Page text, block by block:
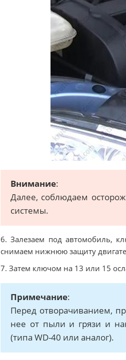
Внимание:
Далее, соблюдаем
системы.
6. Залезаем под автомобиль,
снимаем нижнюю защиту
7. Затем ключом на 13 или 15
Примечание:
Перед отворачиванием,
нее от пыли и грязи и
(типа WD-40 или аналог).